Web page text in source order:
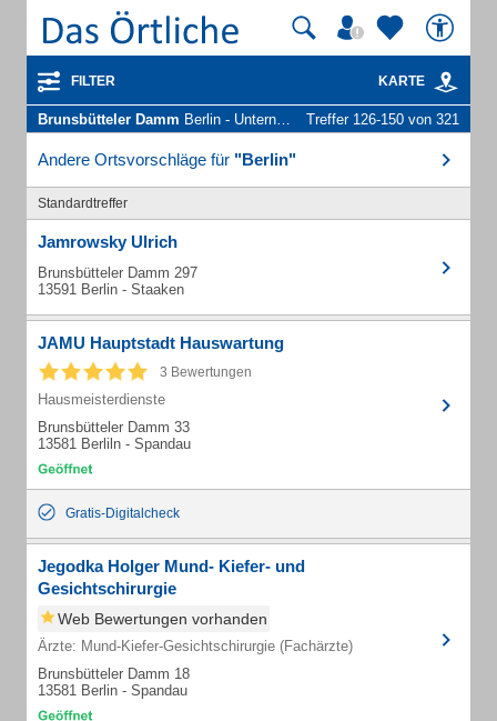
FILTER KARTE
Brunsbütteler Damm Berlin - Unternehmen und Personen Treffer 126-150 von 321
Andere Ortsvorschläge für "Berlin"
Standardtreffer
Jamrowsky Ulrich
Brunsbütteler Damm 297
13591 Berlin - Staaken
JAMU Hauptstadt Hauswartung
3 Bewertungen
Hausmeisterdienste
Brunsbütteler Damm 33
13581 Berliln - Spandau
Gratis-Digitalcheck
Jegodka Holger Mund- Kiefer- und
Gesichtschirurgie
Web Bewertungen vorhanden
Ärzte: Mund-Kiefer-Gesichtschirurgie (Fachärzte)
Brunsbütteler Damm 18
13581 Berlin - Spandau